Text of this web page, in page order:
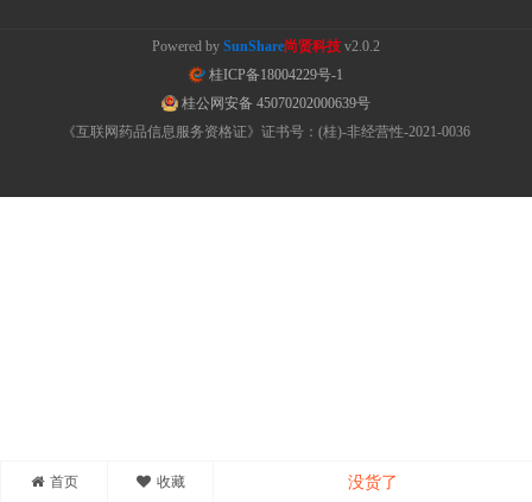
首页 收藏 没货了
Powered by SunShare尚贤科技 v2.0.2
桂ICP备18004229号-1
桂公网安备 45070202000639号
《互联网药品信息服务资格证》证书号：(桂)-非经营性-2021-0036